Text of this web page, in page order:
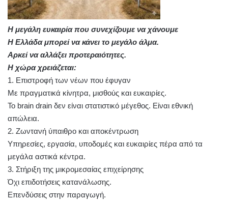
Η μεγάλη ευκαιρία που συνεχίζουμε να χάνουμε
Η Ελλάδα μπορεί να κάνει το μεγάλο άλμα.
Αρκεί να αλλάξει προτεραιότητες.
Η χώρα χρειάζεται:
1. Επιστροφή των νέων που έφυγαν
Με πραγματικά κίνητρα, μισθούς και ευκαιρίες.
Το brain drain δεν είναι στατιστικό μέγεθος. Είναι εθνική
απώλεια.
2. Ζωντανή ύπαιθρο και αποκέντρωση
Υπηρεσίες, εργασία, υποδομές και ευκαιρίες πέρα από τα
μεγάλα αστικά κέντρα.
3. Στήριξη της μικρομεσαίας επιχείρησης
Όχι επιδοτήσεις κατανάλωσης.
Επενδύσεις στην παραγωγή.